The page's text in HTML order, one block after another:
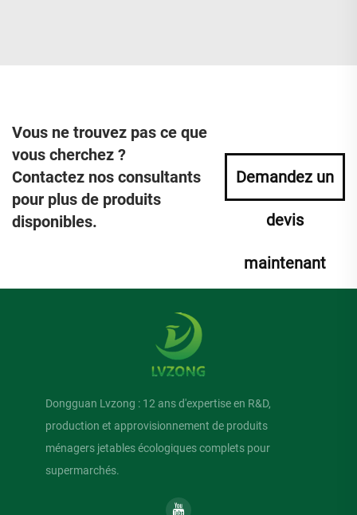
Vous ne trouvez pas ce que
vous cherchez ?
Contactez nos consultants
pour plus de produits
disponibles.
Demandez un
devis
maintenant
Dongguan Lvzong : 12 ans d'expertise en R&D,
production et approvisionnement de produits
ménagers jetables écologiques complets pour
supermarchés.